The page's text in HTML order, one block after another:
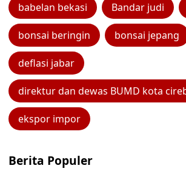
babelan bekasi Bandar judi
bonsai beringin bonsai jepang
deflasi jabar
direktur dan dewas BUMD kota
ekspor impor
Berita Populer